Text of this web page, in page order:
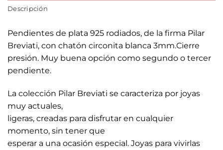
Descripción
Pendientes de plata 925 rodiados, de la firma Pilar
Breviati, con chatón circonita blanca 3mm.Cierre
presión. Muy buena opción como segundo o tercer
pendiente.
La colección Pilar Breviati se caracteriza por joyas
muy actuales,
ligeras, creadas para disfrutar en cualquier
momento, sin tener que
esperar a una ocasión especial. Joyas para vivirlas